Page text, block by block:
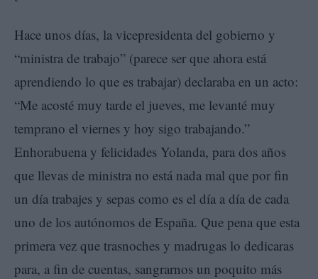
Hace unos días, la vicepresidenta del gobierno y
“ministra de trabajo” (parece ser que ahora está
aprendiendo lo que es trabajar) declaraba en un acto:
“Me acosté muy tarde el jueves, me levanté muy
temprano el viernes y hoy sigo trabajando.”
Enhorabuena y felicidades Yolanda, para dos años
que llevas de ministra no está nada mal que por fin
un día trabajes y sepas como es el día a día de cada
uno de los autónomos de España. Que pena que esta
primera vez que trasnoches y madrugas lo dedicaras
para, a fin de cuentas, sangrarnos un poquito más